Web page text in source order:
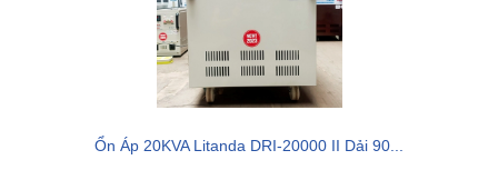
Ổn Áp 20KVA Litanda DRI-20000 II Dải 90...